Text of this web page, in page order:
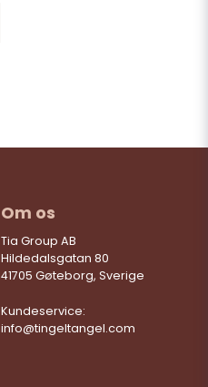
Om os
Tia Group AB
Hildedalsgatan 80
41705 Gøteborg, Sverige
Kundeservice:
info@tingeltangel.com